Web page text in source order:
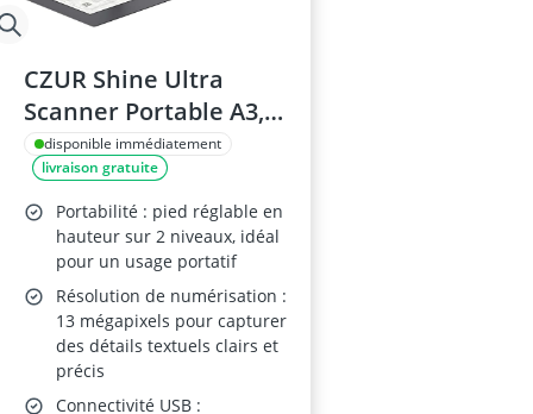
CZUR Shine Ultra
Scanner Portable A3,
13 Mégapixels, avec
OCR
disponible immédiatement
livraison gratuite
Portabilité : pied réglable en
hauteur sur 2 niveaux, idéal
pour un usage portatif
Résolution de numérisation :
13 mégapixels pour capturer
des détails textuels clairs et
précis
Connectivité USB :